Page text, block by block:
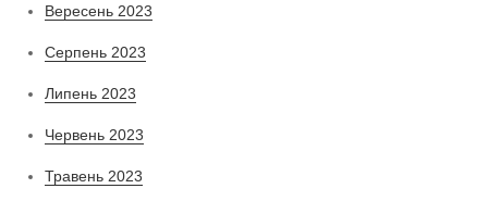
Вересень 2023
Серпень 2023
Липень 2023
Червень 2023
Травень 2023